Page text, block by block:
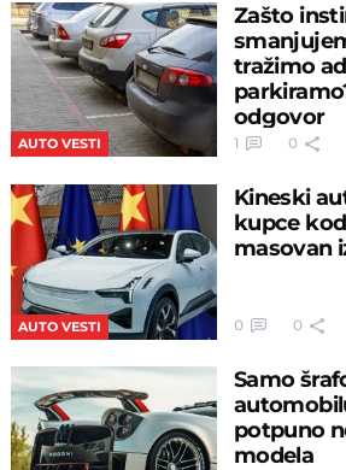
AUTO VESTI
Zašto
tražimo
odgovor
1 0
AUTO VESTI
Kineski
kupce
masovan
0 0
Samo
potpuno
modela